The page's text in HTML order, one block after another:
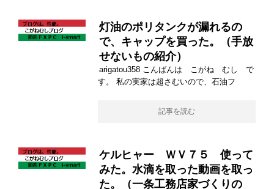
灯油のポリタンクが漏れるの
で、キャップを買った。（手放
せないもの紹介）
arigatou358 こんばんは こがね むし で
す。 私の実家は超さむいので、石油フ
記事を読む
ケルヒャー ＷＶ７５ 使って
みた。水滴を取った動画を取っ
た。（一条工務店家づくりの